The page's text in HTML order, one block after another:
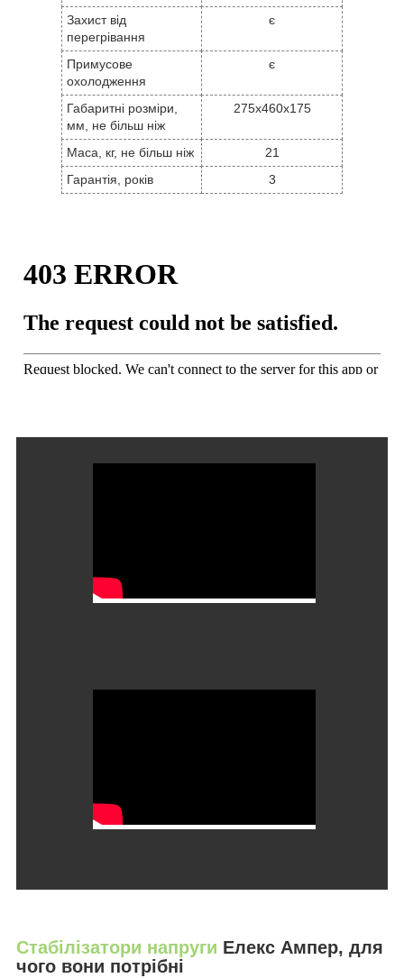
Захист від
перегрівання
є
Примусове
охолодження
є
Габаритні розміри,
мм, не більш ніж
275x460x175
Маса, кг, не більш ніж
21
Гарантія, років
3
Стабілізатори напруги Елекс Ампер, для
чого вони потрібні